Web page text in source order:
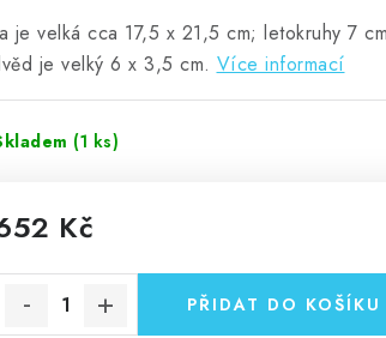
je velká cca 17,5 x 21,5 cm; letokruhy 7
je velký 6 x 3,5 cm. Více informací
(1 ks)
Kč
PŘIDAT DO KOŠÍKU